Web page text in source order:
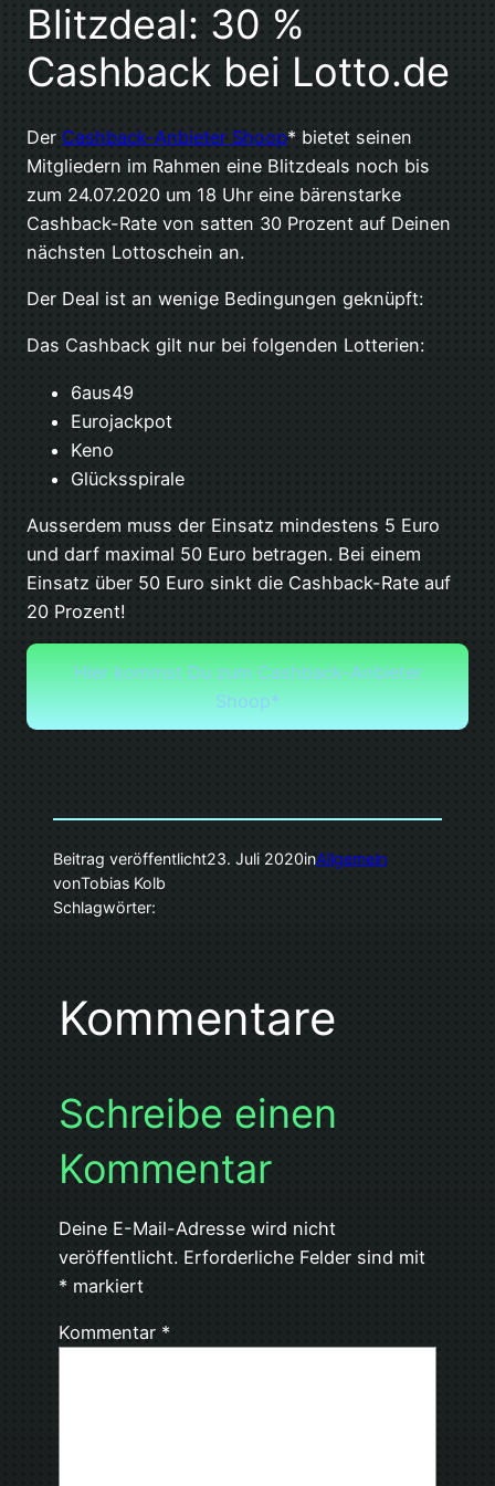
Blitzdeal: 30 %
Cashback bei Lotto.de
Der Cashback-Anbieter Shoop* bietet seinen
Mitgliedern im Rahmen eine Blitzdeals noch bis
zum 24.07.2020 um 18 Uhr eine bärenstarke
Cashback-Rate von satten 30 Prozent auf Deinen
nächsten Lottoschein an.
Der Deal ist an wenige Bedingungen geknüpft:
Das Cashback gilt nur bei folgenden Lotterien:
6aus49
Eurojackpot
Keno
Glücksspirale
Ausserdem muss der Einsatz mindestens 5 Euro
und darf maximal 50 Euro betragen. Bei einem
Einsatz über 50 Euro sinkt die Cashback-Rate auf
20 Prozent!
Hier kommst Du zum Cashback-Anbieter
Shoop*
Beitrag veröffentlicht23. Juli 2020inAllgemein
vonTobias Kolb
Schlagwörter:
Kommentare
Schreibe einen
Kommentar
Deine E-Mail-Adresse wird nicht
veröffentlicht. Erforderliche Felder sind mit
* markiert
Kommentar *